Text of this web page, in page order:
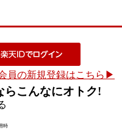
員の新規登録はこちら▶
らこんなにオトク!
時